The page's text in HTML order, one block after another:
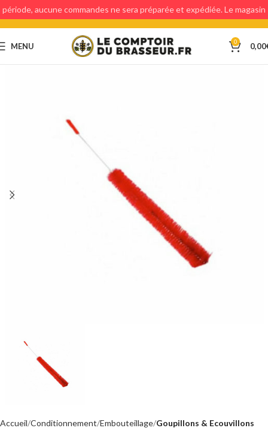
MENU 0 0,00
Accueil Conditionnement Embouteillage Goupillons & Ecouvillons
période, aucune commandes ne sera préparée et expédiée. Le magasin
étant fermé, aucun retraits en magasin ne sera possible.